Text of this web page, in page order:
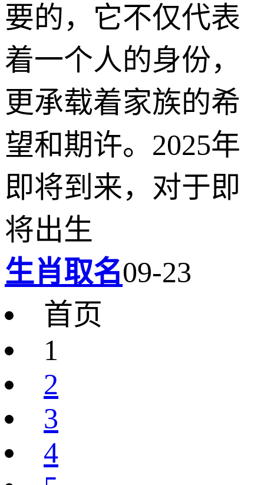
要的，它不仅代表
着一个人的身份，
更承载着家族的希
望和期许。2025年
即将到来，对于即
将出生
生肖取名09-23
首页
1
2
3
4